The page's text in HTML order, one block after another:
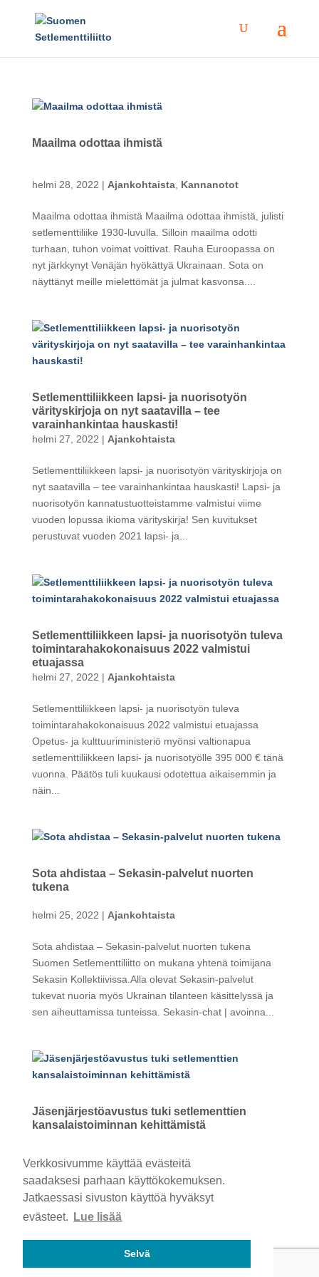
Verkkosivumme käyttää evästeitä
saadaksesi parhaan käyttökokemuksen.
Jatkaessasi sivuston käyttöä hyväksyt
evästeet.
Lue lisää
Selvä
Maailma odottaa ihmistä
helmi 28, 2022 | Ajankohtaista, Kannanotot
Maailma odottaa ihmistä Maailma odottaa ihmistä, julisti
setlementtiliike 1930-luvulla. Silloin maailma odotti
turhaan, tuhon voimat voittivat. Rauha Euroopassa on
nyt järkkynyt Venäjän hyökättyä Ukrainaan. Sota on
näyttänyt meille mielettömät ja julmat kasvonsa....
Setlementtiliikkeen lapsi- ja nuorisotyön
värityskirjoja on nyt saatavilla – tee
varainhankintaa hauskasti!
helmi 27, 2022 | Ajankohtaista
Setlementtiliikkeen lapsi- ja nuorisotyön värityskirjoja on
nyt saatavilla – tee varainhankintaa hauskasti! Lapsi- ja
nuorisotyön kannatustuotteistamme valmistui viime
vuoden lopussa ikioma värityskirja! Sen kuvitukset
perustuvat vuoden 2021 lapsi- ja...
Setlementtiliikkeen lapsi- ja nuorisotyön tuleva
toimintarahakokonaisuus 2022 valmistui
etuajassa
helmi 27, 2022 | Ajankohtaista
Setlementtiliikkeen lapsi- ja nuorisotyön tuleva
toimintarahakokonaisuus 2022 valmistui etuajassa
Opetus- ja kulttuuriministeriö myönsi valtionapua
setlementtiliikkeen lapsi- ja nuorisotyölle 395 000 € tänä
vuonna. Päätös tuli kuukausi odotettua aikaisemmin ja
näin...
Sota ahdistaa – Sekasin-palvelut nuorten
tukena
helmi 25, 2022 | Ajankohtaista
Sota ahdistaa – Sekasin-palvelut nuorten tukena
Suomen Setlementtiliitto on mukana yhtenä toimijana
Sekasin Kollektiivissa.Alla olevat Sekasin-palvelut
tukevat nuoria myös Ukrainan tilanteen käsittelyssä ja
sen aiheuttamissa tunteissa. Sekasin-chat | avoinna...
Jäsenjärjestöavustus tuki setlementtien
kansalaistoiminnan kehittämistä
Jäsenjärjestöavustus tuki setlementtien
kansalaistoiminnan kehittämistä SetleSetlementtiliitto
myönsi jäsenjärjestöavustusta vuonna 2021 yhteensä
sisältöjä olivat pääasiassa erilaiset ryhmätoiminnot ja
tapahtumat....